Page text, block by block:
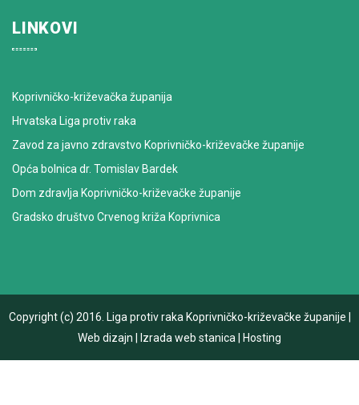
LINKOVI
Koprivničko-križevačka županija
Hrvatska Liga protiv raka
Zavod za javno zdravstvo Koprivničko-križevačke županije
Opća bolnica dr. Tomislav Bardek
Dom zdravlja Koprivničko-križevačke županije
Gradsko društvo Crvenog križa Koprivnica
Copyright (c) 2016. Liga protiv raka Koprivničko-križevačke županije
Web dizajn
Izrada web stanica Hosting